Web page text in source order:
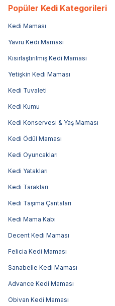
Popüler Kedi Kategorileri
Kedi Maması
Yavru Kedi Maması
Kısırlaştırılmış Kedi Maması
Yetişkin Kedi Maması
Kedi Tuvaleti
Kedi Kumu
Kedi Konservesi & Yaş Maması
Kedi Ödül Maması
Kedi Oyuncakları
Kedi Yatakları
Kedi Tarakları
Kedi Taşıma Çantaları
Kedi Mama Kabı
Decent Kedi Maması
Felicia Kedi Maması
Sanabelle Kedi Maması
Advance Kedi Maması
Obivan Kedi Maması